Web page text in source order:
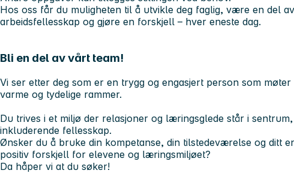
Hos oss får du muligheten til å utvikle deg faglig, være en del
arbeidsfellesskap og gjøre en forskjell – hver eneste dag.
Bli en del av vårt team!
Vi ser etter deg som er en trygg og engasjert person som
varme og tydelige rammer.
Du trives i et miljø der relasjoner og læringsglede står i
inkluderende fellesskap.
Ønsker du å bruke din kompetanse, din tilstedeværelse og ditt
positiv forskjell for elevene og læringsmiljøet?
Da håper vi at du søker!